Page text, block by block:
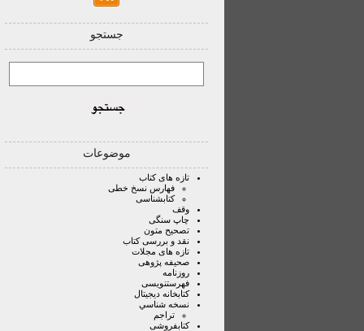
جستجو
موضوعات
تازه های کتاب
فهارس نسخ خطی
کتابشناسی
وقف
چاپ سنگی
تصحیح متون
نقد و بررسی کتاب
تازه های مجلات
صحیفه پژوهی
روزنامه
فهرستنویسی
کتابخانه دیجیتال
نسخه شناسي
تراجم
کتابفروشی